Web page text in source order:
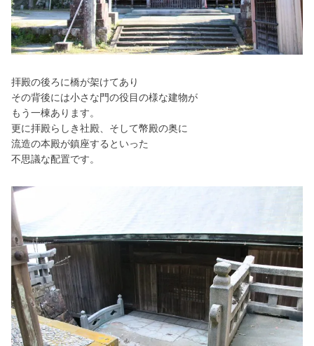
拝殿の後ろに橋が架けてあり
その背後には小さな門の役目の様な建物が
もう一棟あります。
更に拝殿らしき社殿、そして幣殿の奥に
流造の本殿が鎮座するといった
不思議な配置です。